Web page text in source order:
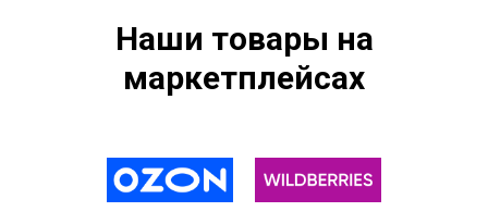
Наши товары на
маркетплейсах